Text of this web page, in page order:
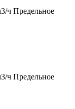
ч Предельное
ч Предельное